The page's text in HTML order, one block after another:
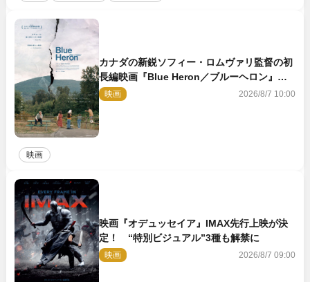
カナダの新鋭ソフィー・ロムヴァリ監督の初
長編映画『Blue Heron／ブルーヘロン』
10.23公開
映画 2026/8/7 10:00
映画
映画『オデュッセイア』IMAX先行上映が決
定！ “特別ビジュアル”3種も解禁に
映画 2026/8/7 09:00